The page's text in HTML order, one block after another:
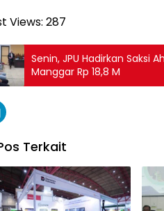
Views: 287
Senin, JPU Hadirkan Saksi
Manggar Rp 18,8 M
Terkait